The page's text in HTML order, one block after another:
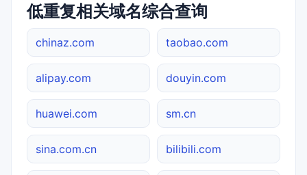
低重复相关域名综合查询
chinaz.com taobao.com
alipay.com douyin.com
huawei.com sm.cn
sina.com.cn bilibili.com